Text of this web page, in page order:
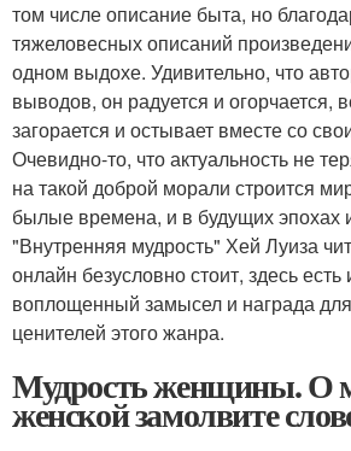
том числе описание быта, но
тяжеловесных описаний
одном выдохе. Удивительно, что
выводов, он радуется и огорчается,
загорается и остывает вместе со
Очевидно-то, что актуальность не
на такой доброй морали строится
былые времена, и в будущих эпохах
"Внутренняя мудрость" Хей Луиза
онлайн безусловно стоит, здесь
воплощенный замысел и награда
ценителей этого жанра.
Мудрость женщины. О
женской замолвите